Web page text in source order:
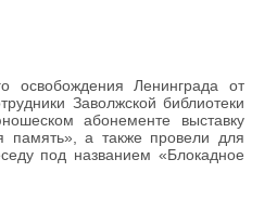
Ленинграда от
Заволжской библиотеки
абонементе выставку
память», а также провели для
под названием «Блокадное